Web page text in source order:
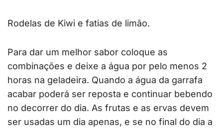
Rodelas de Kiwi e fatias de limão.
Para dar um melhor sabor coloque as
combinações e deixe a água por pelo menos 2
horas na geladeira. Quando a água da garrafa
acabar poderá ser reposta e continuar bebendo
no decorrer do dia. As frutas e as ervas devem
ser usadas um dia apenas, e se no final do dia a